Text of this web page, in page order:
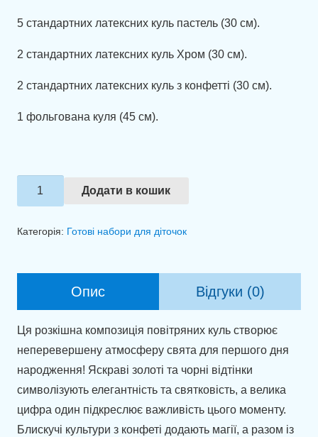
5 стандартних латексних куль пастель (30 см).
2 стандартних латексних куль Хром (30 см).
2 стандартних латексних куль з конфетті (30 см).
1 фольгована куля (45 см).
Оформлення
на
Додати в кошик
Категорія: Готові набори для діточок
Опис Відгуки (0)
Ця розкішна композиція повітряних куль створює
неперевершену атмосферу свята для першого дня
народження! Яскраві золоті та чорні відтінки
символізують елегантність та святковість, а велика
цифра один підкреслює важливість цього моменту.
Блискучі культури з конфеті додають магії, а разом із